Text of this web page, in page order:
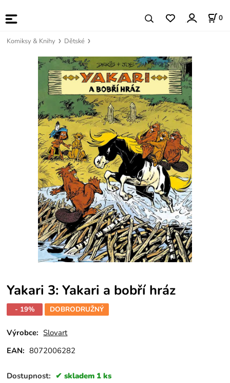
0
Komiksy & Knihy Dětské
Yakari 3: Yakari a bobří hráz
- 19% DOBRODRUŽNÝ
Výrobce: Slovart
EAN: 8072006282
Dostupnost: skladem 1 ks